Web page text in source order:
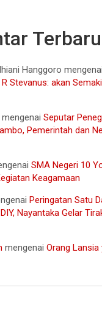
Terbaru
Hanggoro
R Stevanus: akan
mengenaiSeputar
Pemerintah dan
SMA Negeri 10
Keagamaan
Peringatan Satu
Nayantaka Gelar
mengenaiOrang Lansia